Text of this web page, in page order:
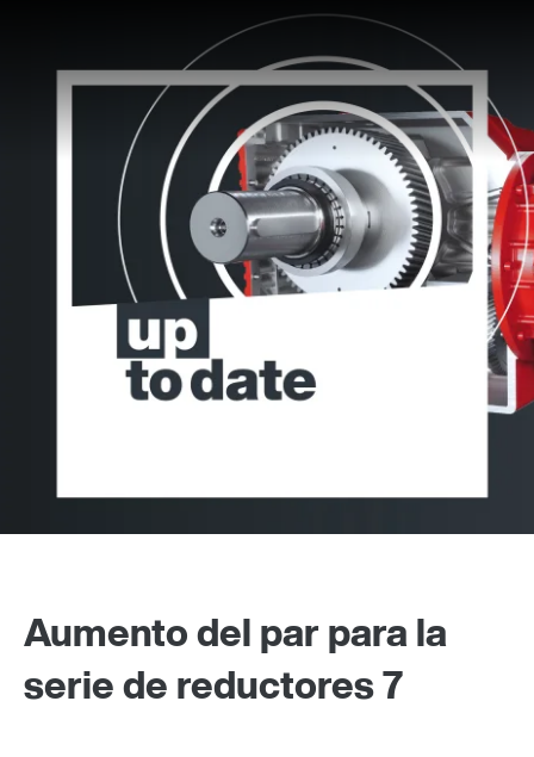
Aumento del par para la
serie de reductores 7